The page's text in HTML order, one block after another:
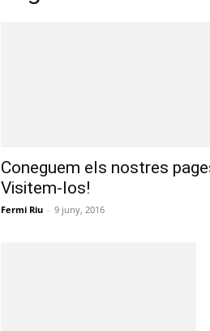
Coneguem els nostres
Visitem-los!
Fermi Riu - 9 juny, 2016